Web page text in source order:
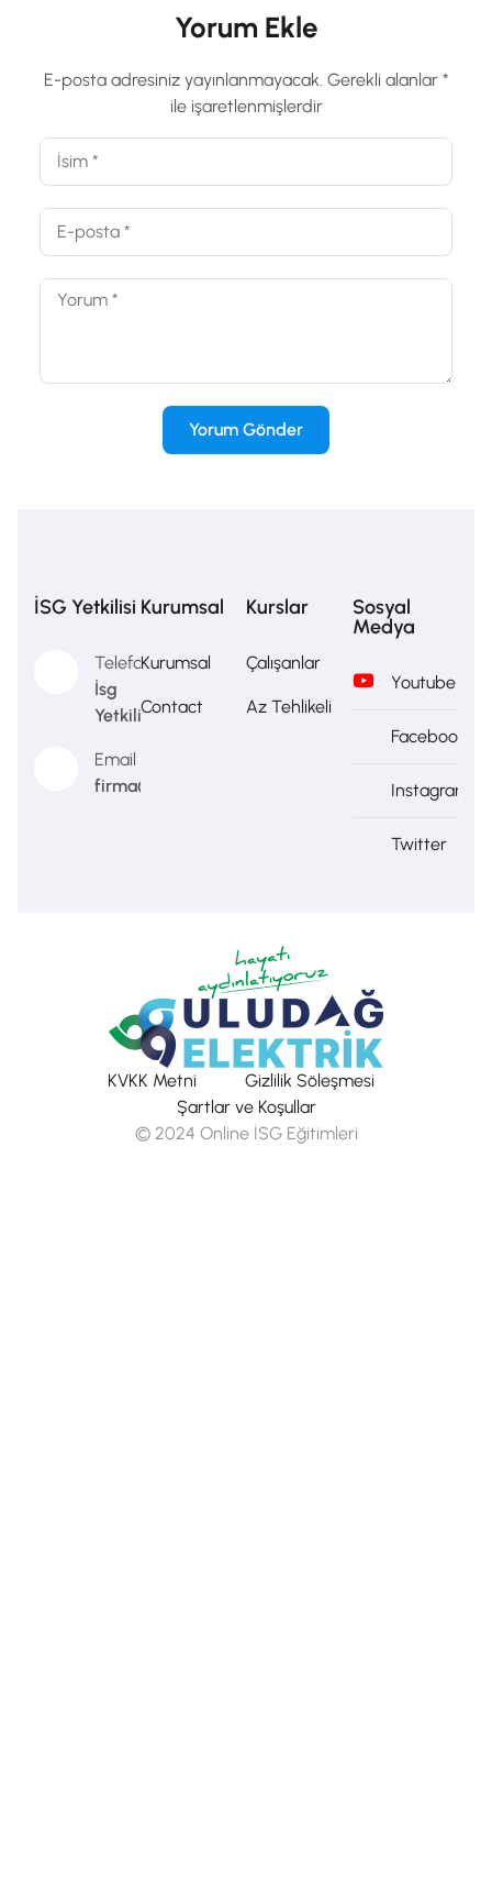
Yorum Ekle
E-posta adresiniz yayınlanmayacak. Gerekli alanlar *
ile işaretlenmişlerdir
İSG Yetkilisi
Telefon
İsg
Yetkilisi
Email
firma@firma.com
Kurumsal
Kurumsal
Contact
Kurslar
Çalışanlar
Az Tehlikeli
Sosyal
Medya
Youtube
Facebook
Instagram
Twitter
KVKK Metni
Gizlilik Söleşmesi
Şartlar ve Koşullar
© 2024 Online İSG Eğitimleri